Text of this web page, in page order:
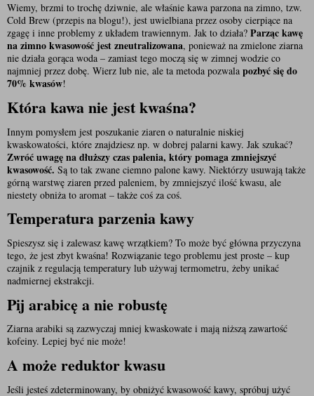
Wiemy, brzmi to trochę dziwnie, ale właśnie kawa parzona na zimno, tzw.
Cold Brew (przepis na blogu!), jest uwielbiana przez osoby cierpiące na
zgagę i inne problemy z układem trawiennym. Jak to działa? Parząc kawę
na zimno kwasowość jest zneutralizowana, ponieważ na zmielone ziarna
nie działa gorąca woda – zamiast tego moczą się w zimnej wodzie co
najmniej przez dobę. Wierz lub nie, ale ta metoda pozwala pozbyć się do
70% kwasów!
Która kawa nie jest kwaśna?
Innym pomysłem jest poszukanie ziaren o naturalnie niskiej
Zwróć uwagę na dłuższy czas palenia, który pomaga zmniejszyć
kwasowość. Są to tak zwane ciemno palone kawy. Niektórzy usuwają także
górną warstwę ziaren przed paleniem, by zmniejszyć ilość kwasu, ale
niestety obniża to aromat – także coś za coś.
Temperatura parzenia kawy
Spieszysz się i zalewasz kawę wrzątkiem? To może być główna przyczyna
tego, że jest zbyt kwaśna! Rozwiązanie tego problemu jest proste – kup
czajnik z regulacją temperatury lub używaj termometru, żeby unikać
nadmiernej ekstrakcji.
Pij arabicę a nie robustę
Ziarna arabiki są zazwyczaj mniej kwaskowate i mają niższą zawartość
kofeiny. Lepiej być nie może!
A może reduktor kwasu
Jeśli jesteś zdeterminowany, by obniżyć kwasowość kawy, spróbuj użyć